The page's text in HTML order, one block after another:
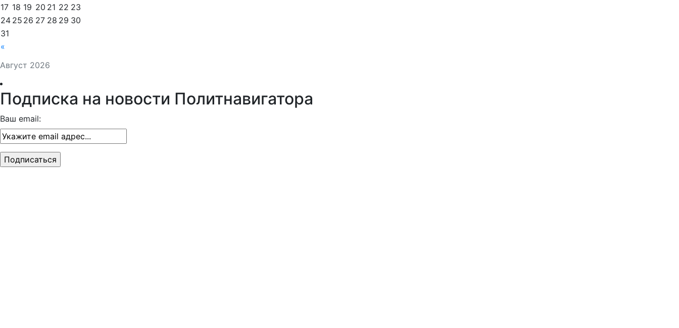
Август 2026
«
17 18 19 20 21 22 23
24 25 26 27 28 29 30
31
Подписка на новости Политнавигатора
Ваш email: